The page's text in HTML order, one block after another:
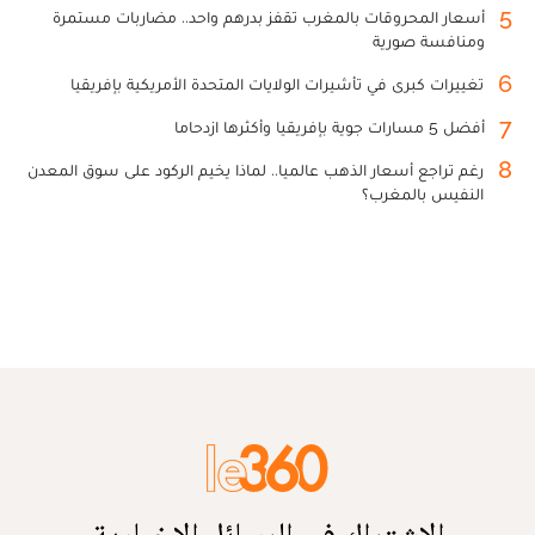
5
أسعار المحروقات بالمغرب تقفز بدرهم واحد.. مضاربات مستمرة
ومنافسة صورية
6 تغييرات كبرى في تأشيرات الولايات المتحدة الأمريكية بإفريقيا
7 أفضل 5 مسارات جوية بإفريقيا وأكثرها ازدحاما
8
رغم تراجع أسعار الذهب عالميا.. لماذا يخيم الركود على سوق المعدن
النفيس بالمغرب؟